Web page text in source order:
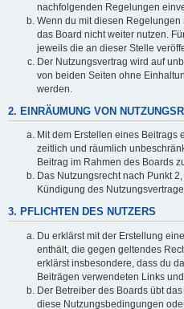
nachfolgenden Regelungen
Wenn du mit diesen
das Board nicht weiter nutzen.
jeweils die an dieser Stelle
Der Nutzungsvertrag wird auf
von beiden Seiten ohne
werden.
2. EINRÄUMUNG VON
Mit dem Erstellen eines Beitrags
zeitlich und räumlich
Beitrag im Rahmen des Boards
Das Nutzungsrecht nach Punkt
Kündigung des
3. PFLICHTEN DES NUTZERS
Du erklärst mit der Erstellung
enthält, die gegen geltendes
erklärst insbesondere, dass du
Beiträgen verwendeten Links
Der Betreiber des Boards übt
diese Nutzungsbedingungen